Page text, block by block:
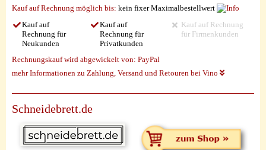
Kauf auf Rechnung möglich bis: kein fixer Maximalbestellwert
Kauf auf
Rechnung für
Neukunden
Kauf auf
Rechnung für
Privatkunden
Kauf auf Rechnung
für Firmenkunden
Rechnungskauf wird abgewickelt von: PayPal
mehr Informationen zu Zahlung, Versand und Retouren bei Vino
Schneidebrett.de